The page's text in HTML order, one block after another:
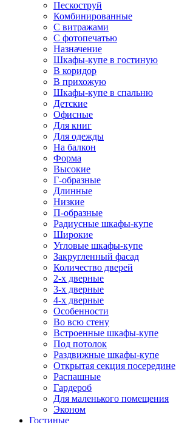
Пескоструй
Комбинированные
С витражами
С фотопечатью
Назначение
Шкафы-купе в гостиную
В коридор
В прихожую
Шкафы-купе в спальню
Детские
Офисные
Для книг
Для одежды
На балкон
Форма
Высокие
Г-образные
Длинные
Низкие
П-образные
Радиусные шкафы-купе
Широкие
Угловые шкафы-купе
Закругленный фасад
Количество дверей
2-х дверные
3-х дверные
4-х дверные
Особенности
Во всю стену
Встроенные шкафы-купе
Под потолок
Раздвижные шкафы-купе
Открытая секция посередине
Распашные
Гардероб
Для маленького помещения
Эконом
Гостиные